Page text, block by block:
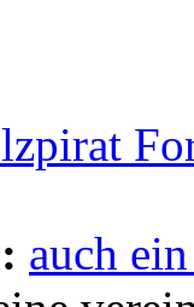
auch